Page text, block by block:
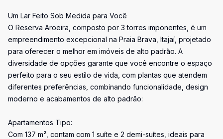
Um Lar Feito Sob Medida para Você
O Reserva Aroeira, composto por 3 torres imponentes, é um
empreendimento excepcional na Praia Brava, Itajaí, projetado
para oferecer o melhor em imóveis de alto padrão. A
diversidade de opções garante que você encontre o espaço
perfeito para o seu estilo de vida, com plantas que atendem
diferentes preferências, combinando funcionalidade, design
moderno e acabamentos de alto padrão:
Apartamentos Tipo:
Com 137 m², contam com 1 suíte e 2 demi-suítes, ideais para